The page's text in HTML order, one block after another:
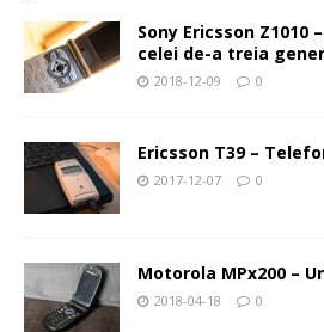
Sony Ericsson Z1010
celei de-a treia
2018-12-09 0
Ericsson T39 –
2017-12-07 0
Motorola MPx200 –
2018-04-18 0